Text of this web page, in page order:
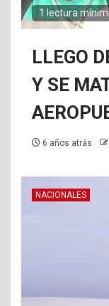
1 lectura
LLEGO
Y SE
6 años atrás
NACIONALES